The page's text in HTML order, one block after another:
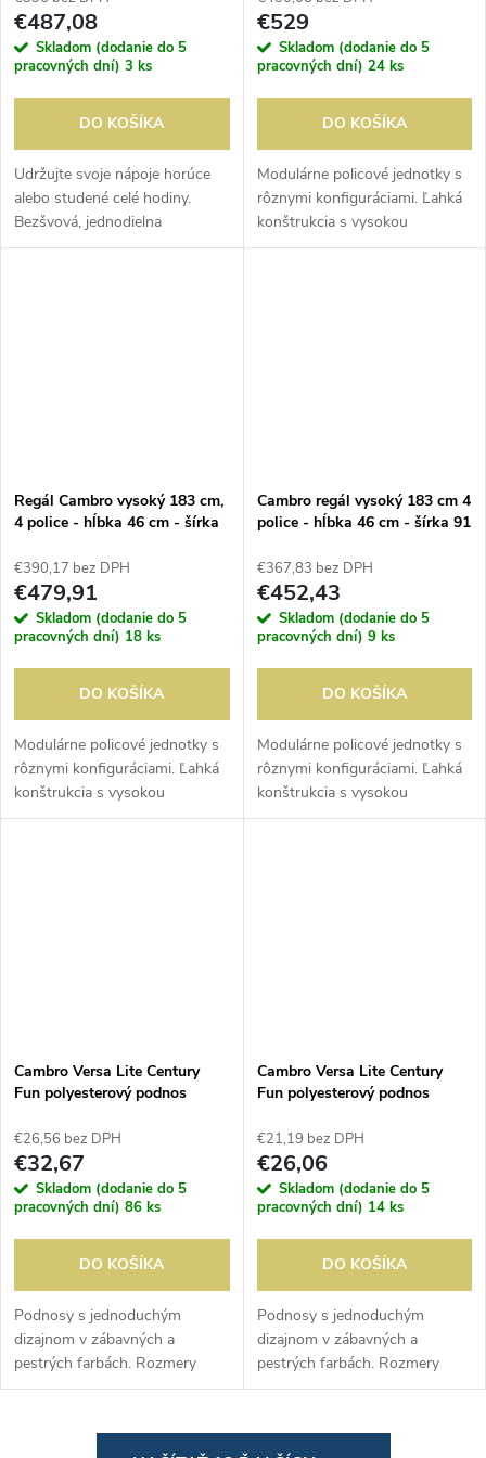
€487,08
Skladom (dodanie do 5
pracovných dní) 3 ks
DO KOŠÍKA
Udržujte svoje nápoje horúce
alebo studené celé hodiny.
Bezšvová, jednodielna
dvojplášťová polyetylénová
€529
Skladom (dodanie do 5
pracovných dní) 24 ks
DO KOŠÍKA
Modulárne policové jednotky s
rôznymi konfiguráciami. Ľahká
konštrukcia s vysokou
nosnosťou. Odolný voči
Regál Cambro vysoký 183 cm,
4 police - hĺbka 46 cm - šírka
€390,17 bez DPH
€479,91
Skladom (dodanie do 5
pracovných dní) 18 ks
DO KOŠÍKA
Modulárne policové jednotky s
rôznymi konfiguráciami. Ľahká
konštrukcia s vysokou
nosnosťou. Odolný voči
Cambro regál vysoký 183 cm 4
police - hĺbka 46 cm - šírka 91
€367,83 bez DPH
€452,43
Skladom (dodanie do 5
pracovných dní) 9 ks
DO KOŠÍKA
Modulárne policové jednotky s
rôznymi konfiguráciami. Ľahká
konštrukcia s vysokou
nosnosťou. Odolný voči
Cambro Versa Lite Century
Fun polyesterový podnos
€26,56 bez DPH
€32,67
Skladom (dodanie do 5
pracovných dní) 86 ks
DO KOŠÍKA
Podnosy s jednoduchým
dizajnom v zábavných a
pestrých farbách. Rozmery
33(š)x 43(d)cm.
Cambro Versa Lite Century
Fun polyesterový podnos
€21,19 bez DPH
€26,06
Skladom (dodanie do 5
pracovných dní) 14 ks
DO KOŠÍKA
Podnosy s jednoduchým
dizajnom v zábavných a
pestrých farbách. Rozmery
33(š)x 43(d)cm.